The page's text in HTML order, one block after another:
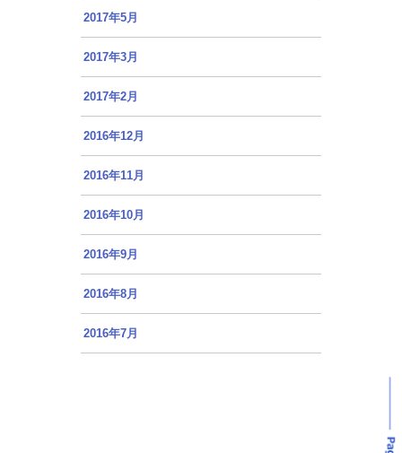
2017年5月
2017年3月
2017年2月
2016年12月
2016年11月
2016年10月
2016年9月
2016年8月
2016年7月